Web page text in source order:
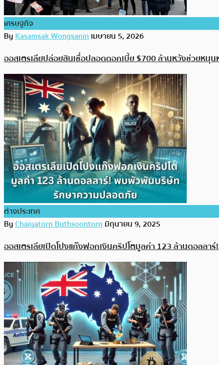
เศรษฐกิจ
ByKasamsak Wongsaninเมษายน 5, 2026
ออสเตรเลียปล่อยสินเชื่อปลอดดอกเบี้ย $700 ล้านหวังช่วยหนุ
ต่างประเทศ
ByChaiyatorn Buthsoontornมิถุนายน 9, 2025
ออสเตรเลียเปิดโปงแก๊งฟอกเงินคริปโตมูลค่า 123 ล้านดอล